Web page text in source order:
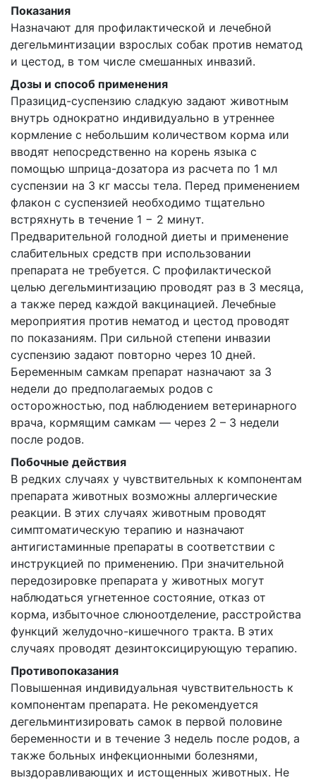
Показания
Назначают для профилактической и лечебной
дегельминтизации взрослых собак против нематод
и цестод, в том числе смешанных инвазий.
Дозы и способ применения
Празицид-суспензию сладкую задают животным
внутрь однократно индивидуально в утреннее
кормление с небольшим количеством корма или
вводят непосредственно на корень языка с
помощью шприца-дозатора из расчета по 1 мл
суспензии на 3 кг массы тела. Перед применением
флакон с суспензией необходимо тщательно
встряхнуть в течение 1 − 2 минут.
Предварительной голодной диеты и применение
слабительных средств при использовании
препарата не требуется. С профилактической
целью дегельминтизацию проводят раз в 3 месяца,
а также перед каждой вакцинацией. Лечебные
мероприятия против нематод и цестод проводят
по показаниям. При сильной степени инвазии
суспензию задают повторно через 10 дней.
Беременным самкам препарат назначают за 3
недели до предполагаемых родов с
осторожностью, под наблюдением ветеринарного
врача, кормящим самкам — через 2 – 3 недели
после родов.
Побочные действия
В редких случаях у чувствительных к компонентам
препарата животных возможны аллергические
реакции. В этих случаях животным проводят
симптоматическую терапию и назначают
антигистаминные препараты в соответствии с
инструкцией по применению. При значительной
передозировке препарата у животных могут
наблюдаться угнетенное состояние, отказ от
корма, избыточное слюноотделение, расстройства
функций желудочно-кишечного тракта. В этих
случаях проводят дезинтоксицирующую терапию.
Противопоказания
Повышенная индивидуальная чувствительность к
компонентам препарата. Не рекомендуется
дегельминтизировать самок в первой половине
беременности и в течение 3 недель после родов, а
также больных инфекционными болезнями,
выздоравливающих и истощенных животных. Не